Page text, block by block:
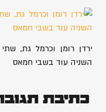
ירדן רומן וכרמל גת,
השניה עוד בשבי חמאס
כתיבת